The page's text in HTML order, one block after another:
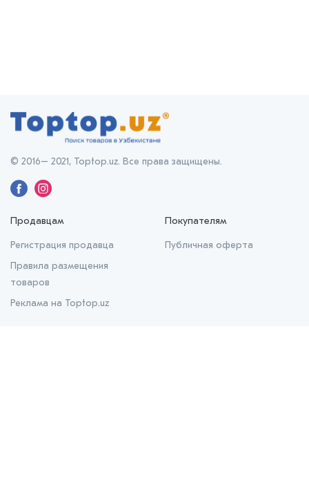
Продавцам
Регистрация продавца
Правила размещения
товаров
Реклама на Toptop.uz
Покупателям
Публичная оферта
© 2016– 2021, Toptop.uz. Все права защищены.